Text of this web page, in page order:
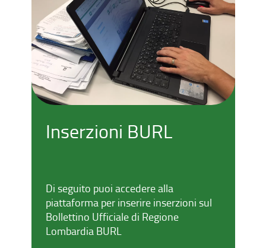
Inserzioni BURL
Di seguito puoi accedere alla
piattaforma per inserire inserzioni sul
Bollettino Ufficiale di Regione
Lombardia BURL